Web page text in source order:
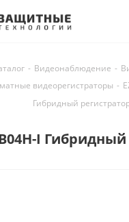
- Видеонаблюдение -
видеорегистраторы -
Гибридный
I